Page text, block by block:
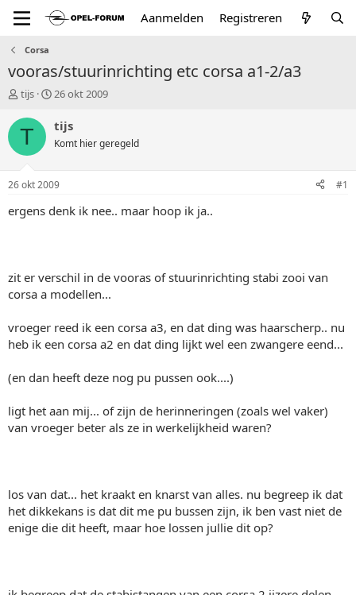
Aanmelden Registreren
Corsa
vooras/stuurinrichting etc corsa a1-2/a3
T
p
i
a
r
t
tijs
S
a
t
a
t
u
26 okt 2009
T tijs
Komt hier geregeld
26 okt 2009 #1
ergens denk ik nee.. maar hoop ik ja..
zit er verschil in de vooras of stuurinrichting stabi zooi van
corsa a modellen...
vroeger reed ik een corsa a3, en dat ding was haarscherp.. nu
heb ik een corsa a2 en dat ding lijkt wel een zwangere eend...
(en dan heeft deze nog pu pussen ook....)
ligt het aan mij... of zijn de herinneringen (zoals wel vaker)
van vroeger beter als ze in werkelijkheid waren?
los van dat... het kraakt en knarst van alles. nu begreep ik dat
het dikkekans is dat dit me pu bussen zijn, ik ben vast niet de
enige die dit heeft, maar hoe lossen jullie dit op?